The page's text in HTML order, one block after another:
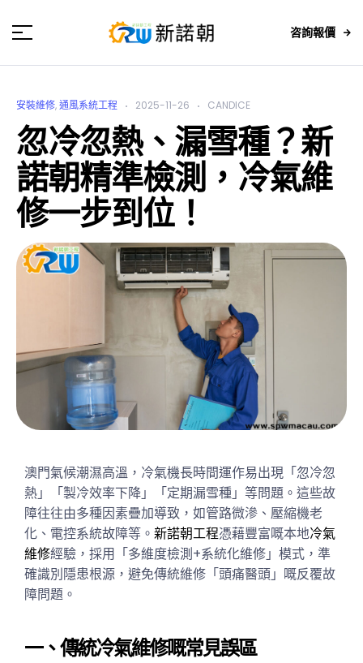
咨詢報價
安裝維修,通風系統工程 2025-11-26 CANDICE
忽冷忽熱、漏雪種？新
諾朝精準檢測，冷氣維
修一步到位！
澳門氣候潮濕高溫，冷氣機長時間運作易出現「忽冷忽
熱」「製冷效率下降」「定期漏雪種」等問題。這些故
障往往由多種因素疊加導致，如管路微滲、壓縮機老
化、電控系統故障等。 新諾朝工程憑藉豐富嘅本地冷氣
維修經驗，採用「多維度檢測+系統化維修」模式，準
確識別隱患根源，避免傳統維修「頭痛醫頭」嘅反覆故
障問題。
一、傳統冷氣維修嘅常見誤區